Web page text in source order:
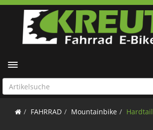
Toggle navigation
FAHRRAD Mountainbike Hardtail